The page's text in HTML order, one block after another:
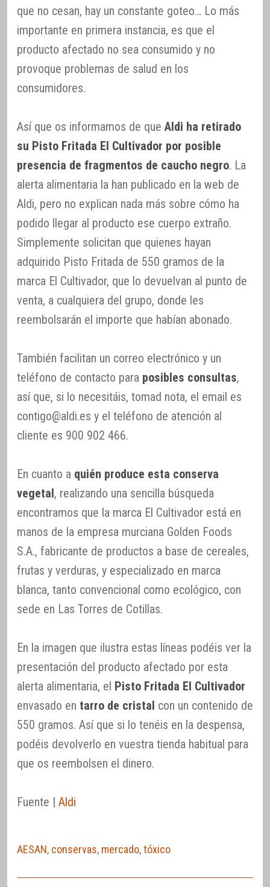
que no cesan, hay un constante goteo… Lo más
importante en primera instancia, es que el
producto afectado no sea consumido y no
provoque problemas de salud en los
consumidores.
Así que os informamos de que Aldi ha retirado
su Pisto Fritada El Cultivador por posible
presencia de fragmentos de caucho negro. La
alerta alimentaria la han publicado en la web de
Aldi, pero no explican nada más sobre cómo ha
podido llegar al producto ese cuerpo extraño.
Simplemente solicitan que quienes hayan
adquirido Pisto Fritada de 550 gramos de la
marca El Cultivador, que lo devuelvan al punto de
venta, a cualquiera del grupo, donde les
reembolsarán el importe que habían abonado.
También facilitan un correo electrónico y un
teléfono de contacto para posibles consultas,
así que, si lo necesitáis, tomad nota, el email es
contigo@aldi.es y el teléfono de atención al
cliente es 900 902 466.
En cuanto a quién produce esta conserva
vegetal, realizando una sencilla búsqueda
encontramos que la marca El Cultivador está en
manos de la empresa murciana Golden Foods
S.A., fabricante de productos a base de cereales,
frutas y verduras, y especializado en marca
blanca, tanto convencional como ecológico, con
sede en Las Torres de Cotillas.
En la imagen que ilustra estas líneas podéis ver la
presentación del producto afectado por esta
alerta alimentaria, el Pisto Fritada El Cultivador
envasado en tarro de cristal con un contenido de
550 gramos. Así que si lo tenéis en la despensa,
podéis devolverlo en vuestra tienda habitual para
que os reembolsen el dinero.
Fuente | Aldi
AESAN, conservas, mercado,tóxico